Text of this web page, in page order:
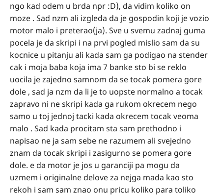
ngo kad odem u brda npr :D), da vidim koliko on
moze . Sad nzm ali izgleda da je gospodin koji je vozio
motor malo i preterao(ja). Sve u svemu zadnaj guma
pocela je da skripi i na prvi pogled mislio sam da su
kocnice u pitanju ali kada sam ga podigao na stender
cak i moja baba koja ima 7 banke sto bi se reklo
uocila je zajedno samnom da se tocak pomera gore
dole , sad ja nzm da li je to uopste normalno a tocak
zapravo ni ne skripi kada ga rukom okrecem nego
samo u toj jednoj tacki kada okrecem tocak veoma
malo . Sad kada procitam sta sam prethodno i
napisao ne ja sam sebe ne razumem ali svejedno
znam da tocak skripi i zasigurno se pomera gore
dole. e da motor je jos u garanciji pa mogu da
uzmem i originalne delove za nejga mada kao sto
rekoh i sam sam znao onu pricu koliko para toliko